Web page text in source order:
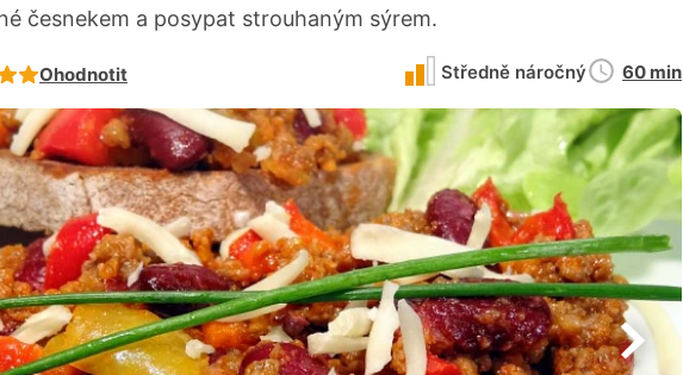
česnekem a posypat strouhaným sýrem.
je Ohodnotit Středně náročný
Doba
60 min